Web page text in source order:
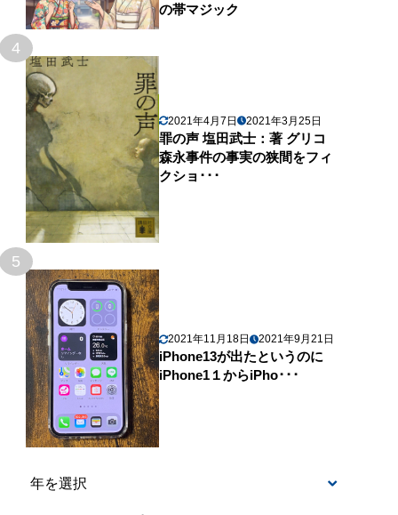
の帯マジック
4
2021年4月7日 2021年3月25日
罪の声 塩田武士：著 グリコ
森永事件の事実の狭間をフィ
クショ･･･
5
2021年11月18日 2021年9月21日
iPhone13が出たというのに
iPhone1１からiPho･･･